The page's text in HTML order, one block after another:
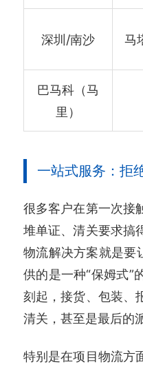
深圳/南沙 马
巴马科（马
里）
一站式服务：拒
很多客户在第一次接
堆单证、清关要求搞
物流解决方案就是要
供的是一种“保姆式”
刻起，接货、包装、
清关，甚至是最后的
特别是在项目物流方